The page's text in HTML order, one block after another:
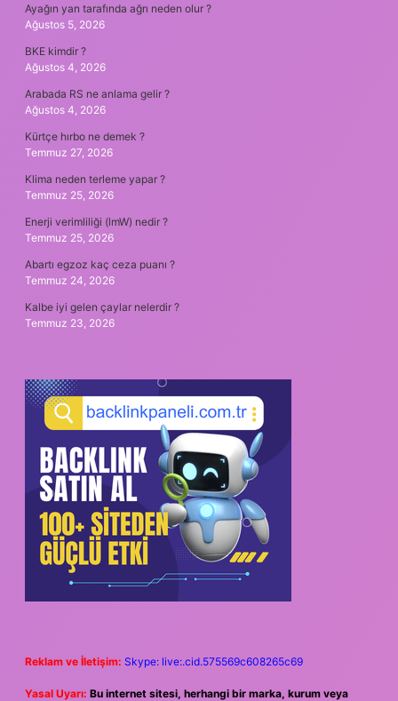
Ayağın yan tarafında ağrı neden olur ?
Ağustos 5, 2026
BKE kimdir ?
Ağustos 4, 2026
Arabada RS ne anlama gelir ?
Ağustos 4, 2026
Kürtçe hırbo ne demek ?
Temmuz 27, 2026
Klima neden terleme yapar ?
Temmuz 25, 2026
Enerji verimliliği (lmW) nedir ?
Temmuz 25, 2026
Abartı egzoz kaç ceza puanı ?
Temmuz 24, 2026
Kalbe iyi gelen çaylar nelerdir ?
Temmuz 23, 2026
Reklam ve İletişim: Skype: live:.cid.575569c608265c69
Yasal Uyarı: Bu internet sitesi, herhangi bir marka, kurum veya